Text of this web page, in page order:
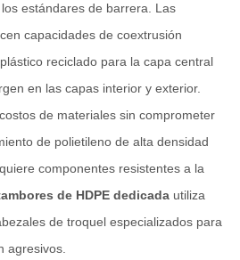
estándares de barrera. Las
capacidades de coextrusión
reciclado para la capa central
en las capas interior y exterior.
de materiales sin comprometer
de polietileno de alta densidad
componentes resistentes a la
de HDPE dedicada utiliza
de troquel especializados para
agresivos.